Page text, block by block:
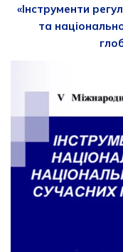
«Інструменти
та